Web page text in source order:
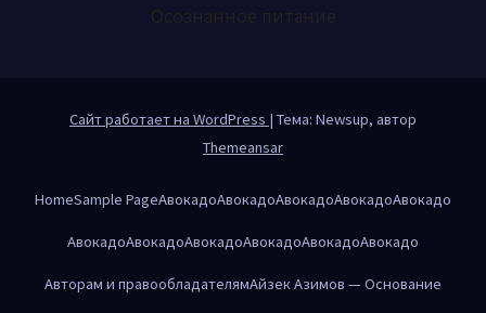
Сайт работает на WordPress | Тема: Newsup, автор
Themeansar
HomeSample PageАвокадоАвокадоАвокадоАвокадоАвокадо
АвокадоАвокадоАвокадоАвокадоАвокадоАвокадо
Авторам и правообладателямАйзек Азимов — Основание